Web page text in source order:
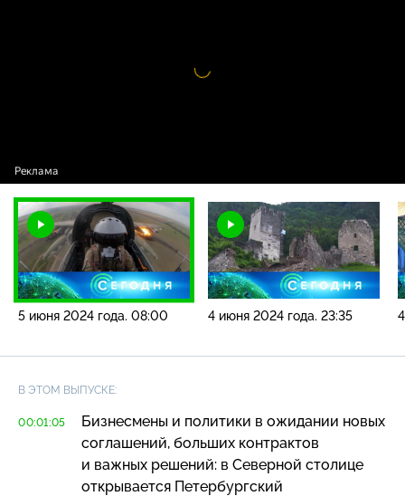
Видео
проигрыватель
5 июня 2024 года. 08:00 4 июня 2024 года. 23:35
В ЭТОМ ВЫПУСКЕ:
00:01:05
Бизнесмены и политики в ожидании новых
соглашений, больших контрактов
и важных решений: в Северной столице
открывается Петербургский